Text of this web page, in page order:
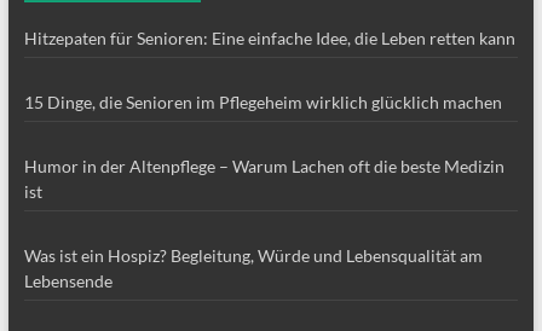
Hitzepaten für Senioren: Eine einfache Idee, die Leben retten kann
15 Dinge, die Senioren im Pflegeheim wirklich glücklich machen
Humor in der Altenpflege – Warum Lachen oft die beste Medizin
ist
Was ist ein Hospiz? Begleitung, Würde und Lebensqualität am
Lebensende